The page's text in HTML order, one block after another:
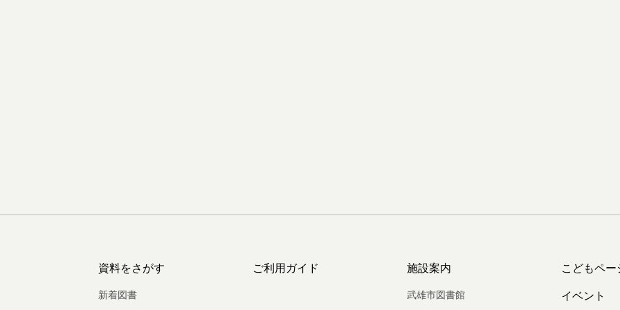
資料をさがす
新着図書
ご利用ガイド 施設案内
武雄市図書館
こどもペー
イベント